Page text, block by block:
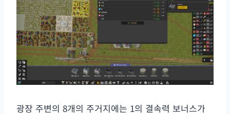
광장 주변의 8개의 주거지에는 1의 결속력 보너스가